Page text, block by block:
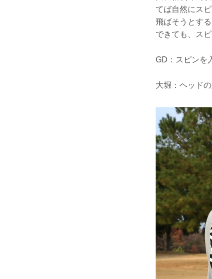
てば自然にス
飛ばそうとす
できても、ス
GD：スピンを
大堀：ヘッド